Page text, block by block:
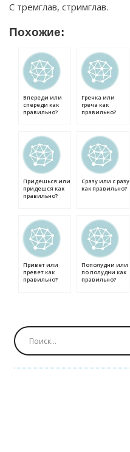
С тремглав, стримглав.
Похожие:
Впереди или
спереди как
правильно?
Гречка или
греча как
правильно?
Придешься или
придешся как
правильно?
Сразу или с разу
как правильно?
Привет или
превет как
правильно?
Пополудни или
по полудни как
правильно?